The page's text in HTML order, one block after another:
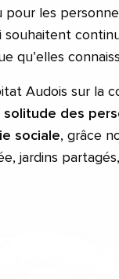
pour les
souhaitent
qu’elles
Audois sur la
solitude des
sociale, grâce
jardins